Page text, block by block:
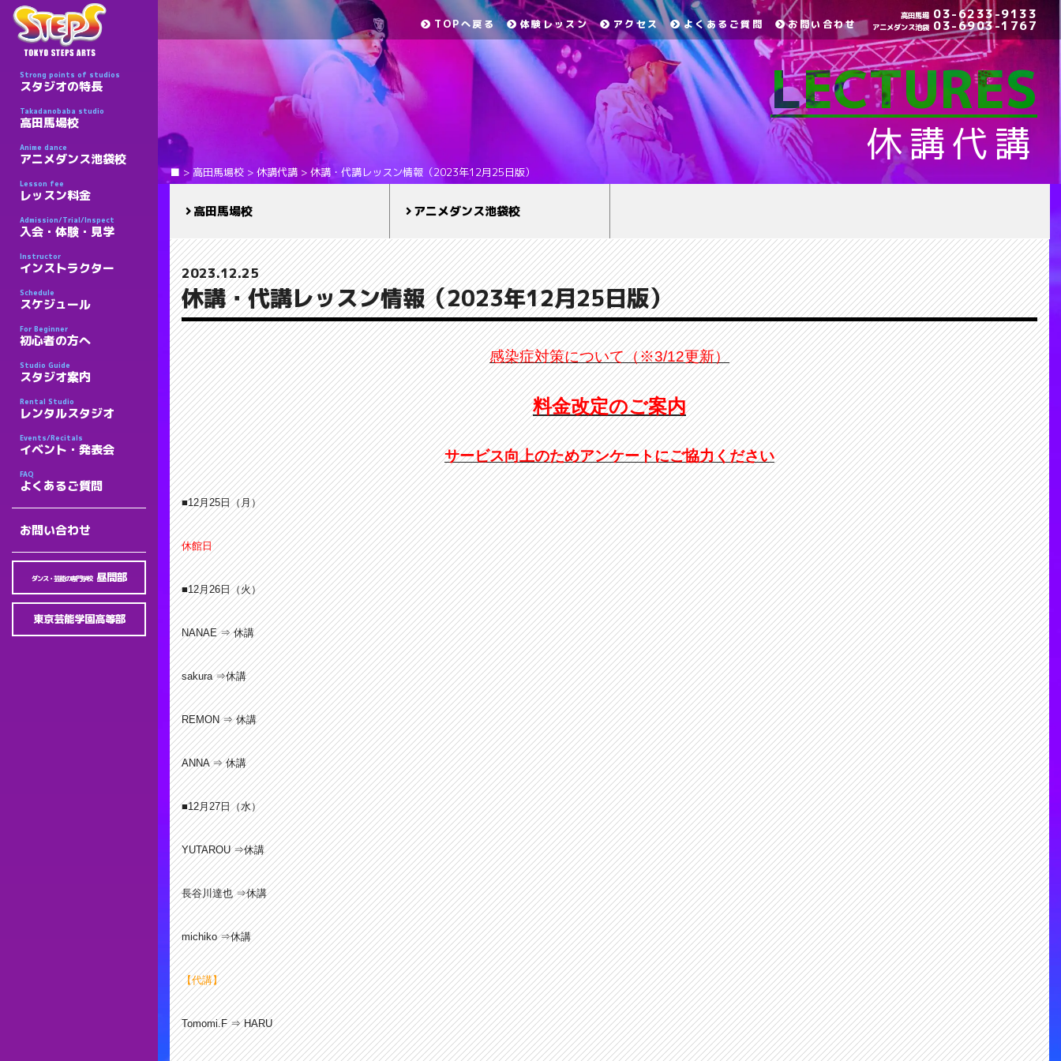
Strong points of studios
スタジオの特長
Takadanobaba studio
高田馬場校
Anime dance
アニメダンス池袋校
Lesson fee
レッスン料金
Admission/Trial/Inspect
入会・体験・見学
Instructor
インストラクター
Schedule
スケジュール
For Beginner
初心者の方へ
Studio Guide
スタジオ案内
Rental Studio
レンタルスタジオ
Events/Recitals
イベント・発表会
FAQ
よくあるご質問
お問い合わせ
ダンス・芸能の専門学校 昼間部
東京芸能学園高等部
TOPへ戻る 体験レッスン アクセス よくあるご質問 お問い合わせ
高田馬場 03-6233-9133
アニメダンス池袋 03-6903-1767
LECTURES
休講代講
■ > 高田馬場校 > 休講代講 > 休講・代講レッスン情報（2023年12月25日版）
高田馬場校 アニメダンス池袋校
2023.12.25
休講・代講レッスン情報（2023年12月25日版）
感染症対策について（※3/12更新）
料金改定のご案内
サービス向上のためアンケートにご協力ください
■12月25日（月）
休館日
■12月26日（火）
NANAE ⇒ 休講
sakura ⇒休講
REMON ⇒ 休講
ANNA ⇒ 休講
■12月27日（水）
YUTAROU ⇒休講
長谷川達也 ⇒休講
michiko ⇒休講
【代講】
Tomomi.F ⇒ HARU